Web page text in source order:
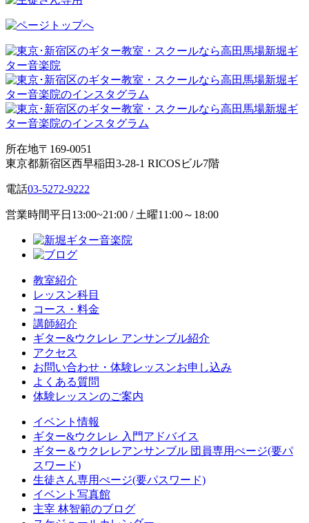
所在地〒169-0051
東京都新宿区西早稲田3-28-1 RICOSビル7階
電話03-5272-9222
営業時間平日13:00~21:00 / 土曜11:00～18:00
教室紹介
レッスン科目
コース・料金
講師紹介
ギター&ウクレレ アンサンブル紹介
アクセス
お問い合わせ・体験レッスンお申し込み
よくある質問
体験レッスンのご案内
イベント情報
ギター&ウクレレ 入門アドバイス
ギター＆ウクレレアンサンブル 団員専用ぺージ(要パ
スワード)
生徒さん専用ぺージ(要パスワード)
イベント写真館
主宰 林智範のブログ